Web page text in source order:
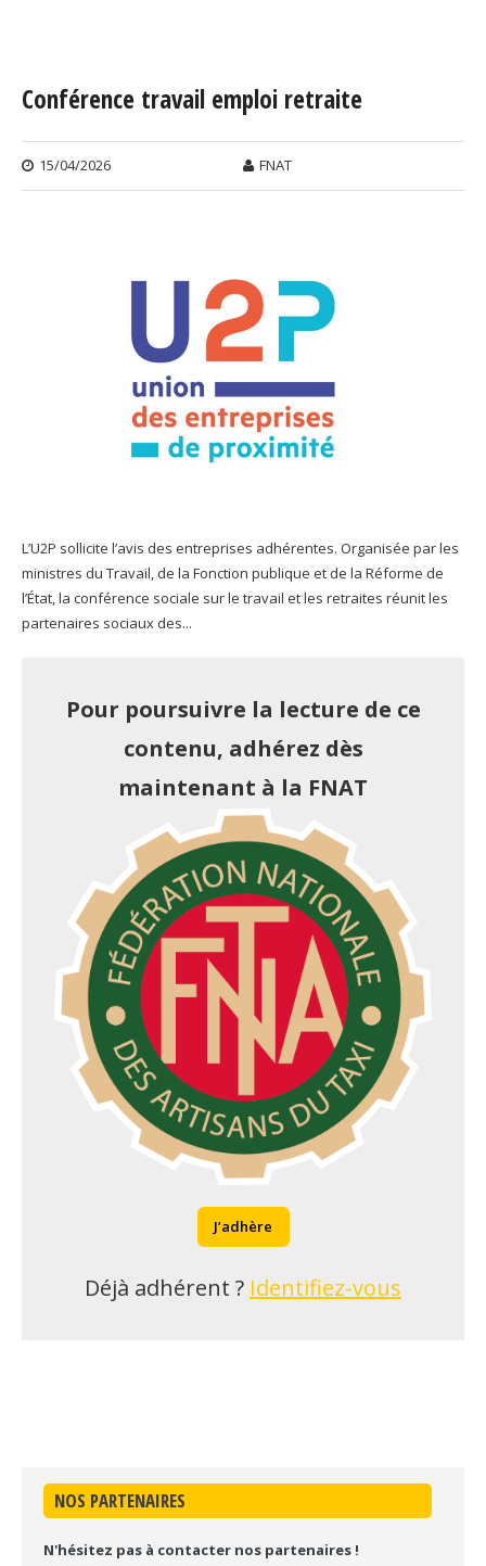
Conférence travail emploi retraite
15/04/2026 FNAT
L’U2P sollicite l’avis des entreprises adhérentes. Organisée par les
ministres du Travail, de la Fonction publique et de la Réforme de
l’État, la conférence sociale sur le travail et les retraites réunit les
partenaires sociaux des...
Pour poursuivre la lecture de ce
contenu, adhérez dès
maintenant à la FNAT
J’adhère
Déjà adhérent ? Identifiez-vous
NOS PARTENAIRES
N'hésitez pas à contacter nos partenaires !